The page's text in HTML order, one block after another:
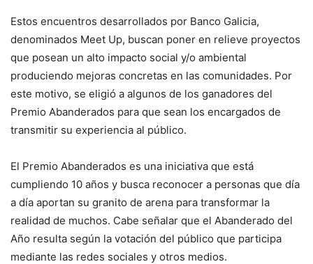
Estos encuentros desarrollados por Banco Galicia,
denominados Meet Up, buscan poner en relieve proyectos
que posean un alto impacto social y/o ambiental
produciendo mejoras concretas en las comunidades. Por
este motivo, se eligió a algunos de los ganadores del
Premio Abanderados para que sean los encargados de
transmitir su experiencia al público.
El Premio Abanderados es una iniciativa que está
cumpliendo 10 años y busca reconocer a personas que día
a día aportan su granito de arena para transformar la
realidad de muchos. Cabe señalar que el Abanderado del
Año resulta según la votación del público que participa
mediante las redes sociales y otros medios.